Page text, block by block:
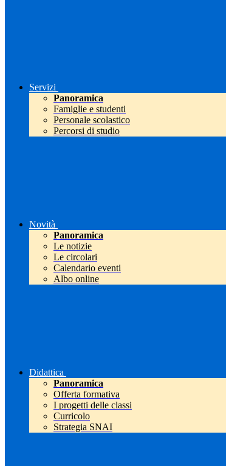
Servizi
Panoramica
Famiglie e studenti
Personale scolastico
Percorsi di studio
Novità
Panoramica
Le notizie
Le circolari
Calendario eventi
Albo online
Didattica
Panoramica
Offerta formativa
I progetti delle classi
Curricolo
Strategia SNAI